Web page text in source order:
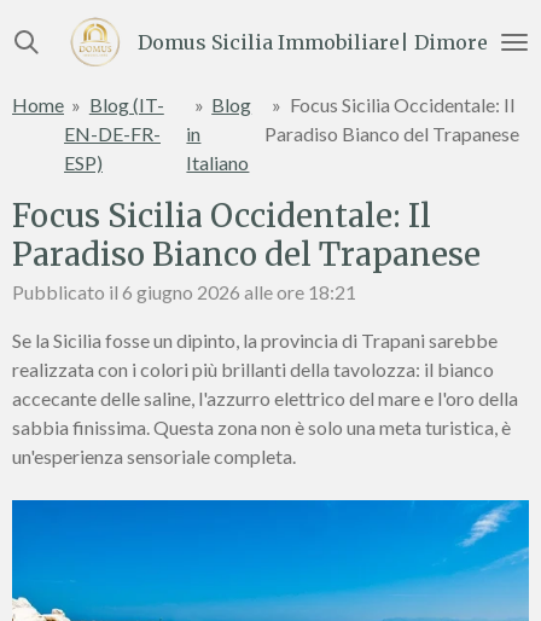
al
principale
Domus Sicilia Immobiliare| Dimore e
Home » Blog (IT-
EN-DE-FR-
ESP)
» Blog
in
Italiano
» Focus Sicilia Occidentale: Il
Paradiso Bianco del Trapanese
Focus Sicilia Occidentale: Il
Paradiso Bianco del Trapanese
Pubblicato il 6 giugno 2026 alle ore 18:21
Se la Sicilia fosse un dipinto, la provincia di Trapani sarebbe
realizzata con i colori più brillanti della tavolozza: il bianco
accecante delle saline, l'azzurro elettrico del mare e l'oro della
sabbia finissima. Questa zona non è solo una meta turistica, è
un'esperienza sensoriale completa.